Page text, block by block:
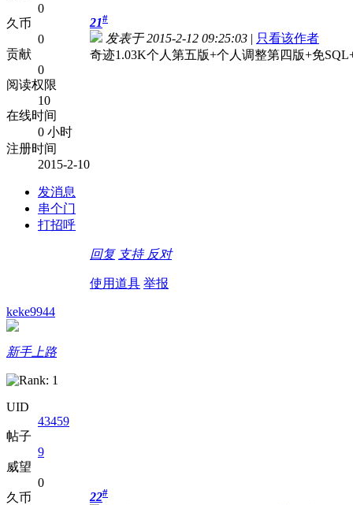
0
久币
0
贡献
0
阅读权限
10
在线时间
0 小时
注册时间
2015-2-10
发消息
串个门
打招呼
21#
发表于 2015-2-12 09:25:03 | 只看该作者
奇迹1.03K个人第五版+个人调整第四版+免
回复 支持 反对
使用道具 举报
keke9944
新手上路
UID
43459
帖子
9
威望
0
久币
22#